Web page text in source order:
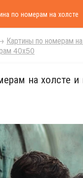
по номерам на
Картины по номерам
40х50
на холсте